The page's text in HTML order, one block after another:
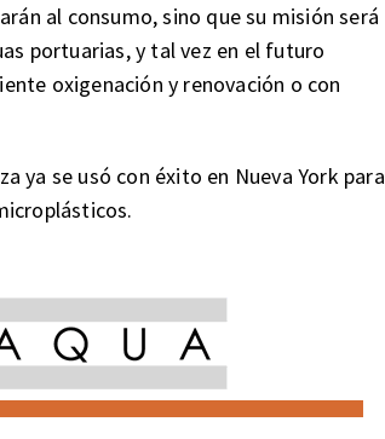
al consumo, sino que su misión será
portuarias, y tal vez en el futuro
oxigenación y renovación o con
ya se usó con éxito en Nueva York para